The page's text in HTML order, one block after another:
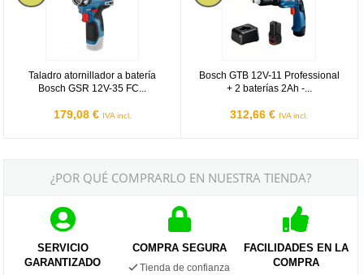
Taladro atornillador a batería
Bosch GSR 12V-35 FC...
179,08 € IVA incl.
Bosch GTB 12V-11 Professional
+ 2 baterías 2Ah -...
312,66 € IVA incl.
¿POR QUÉ COMPRARLO EN NUESTRA TIENDA?
SERVICIO
GARANTIZADO
COMPRA SEGURA
Tienda de confianza
FACILIDADES EN LA
COMPRA